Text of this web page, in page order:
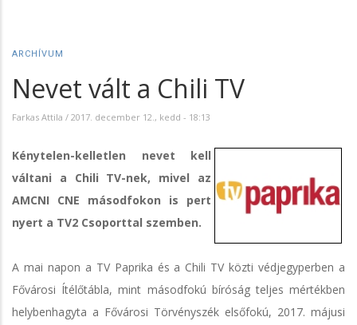
ARCHÍVUM
Nevet vált a Chili TV
Farkas Attila / 2017. december 12., kedd - 18:13
Kénytelen-kelletlen nevet kell
váltani a Chili TV-nek, mivel az
AMCNI CNE másodfokon is pert
nyert a TV2 Csoporttal szemben.
A mai napon a TV Paprika és a Chili TV közti védjegyperben a
Fővárosi Ítélőtábla, mint másodfokú bíróság teljes mértékben
helybenhagyta a Fővárosi Törvényszék elsőfokú, 2017. májusi